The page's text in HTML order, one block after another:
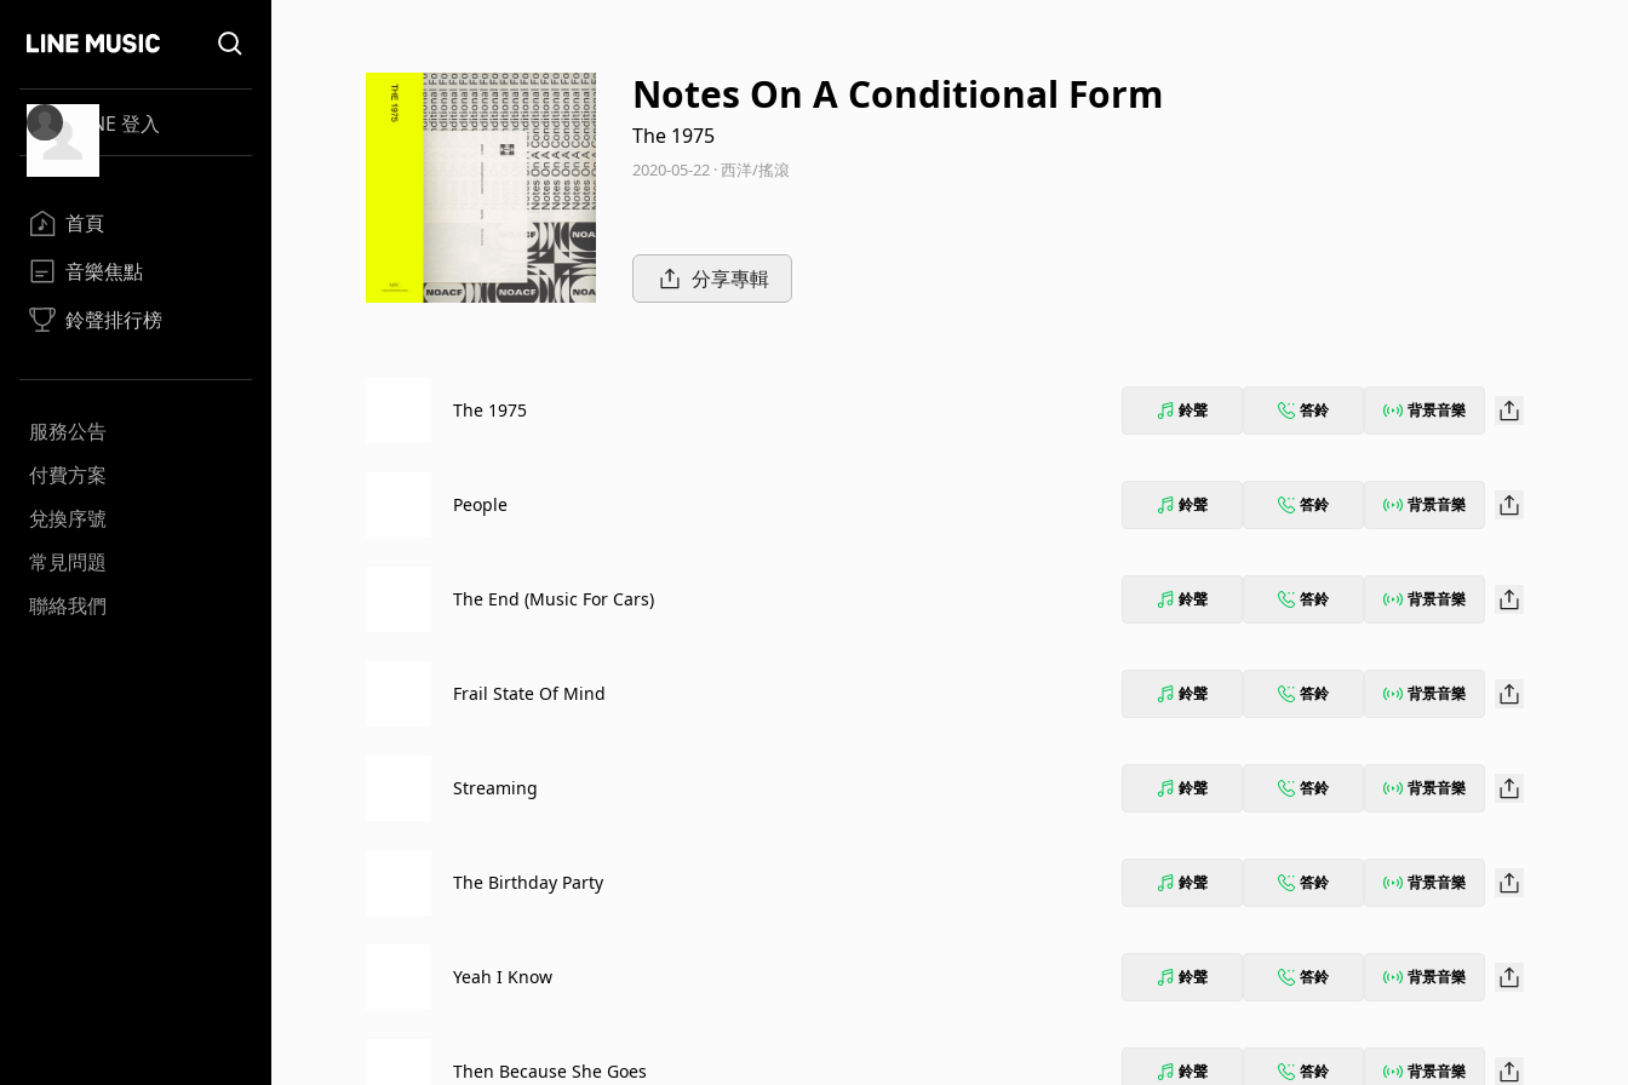
LINE 登入
首頁
音樂焦點
鈴聲排行榜
服務公告
付費方案
兌換序號
常見問題
聯絡我們
Notes On A Conditional Form
The 1975
2020-05-22 · 西洋/搖滾
分享專輯
The 1975 鈴聲 答鈴 背景音樂
People 鈴聲 答鈴 背景音樂
The End (Music For Cars) 鈴聲 答鈴 背景音樂
Frail State Of Mind 鈴聲 答鈴 背景音樂
Streaming 鈴聲 答鈴 背景音樂
The Birthday Party 鈴聲 答鈴 背景音樂
Yeah I Know 鈴聲 答鈴 背景音樂
Then Because She Goes 鈴聲 答鈴 背景音樂